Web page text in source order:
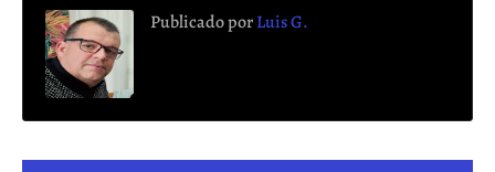
Publicado porLuis G.